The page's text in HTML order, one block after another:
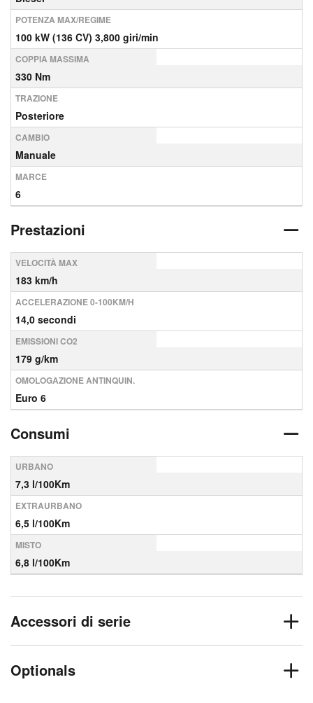
POTENZA MAX/REGIME
100 kW (136 CV) 3,800 giri/min
COPPIA MASSIMA
330 Nm
TRAZIONE
Posteriore
CAMBIO
Manuale
MARCE
6
Prestazioni
VELOCITÀ MAX
183 km/h
ACCELERAZIONE 0-100KM/H
14,0 secondi
EMISSIONI CO2
179 g/km
OMOLOGAZIONE ANTINQUIN.
Euro 6
Consumi
URBANO
7,3 l/100Km
EXTRAURBANO
6,5 l/100Km
MISTO
6,8 l/100Km
Accessori di serie
Optionals